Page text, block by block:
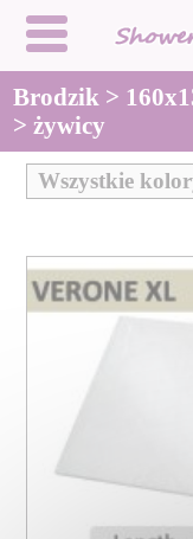
Brodzik >
> żywicy